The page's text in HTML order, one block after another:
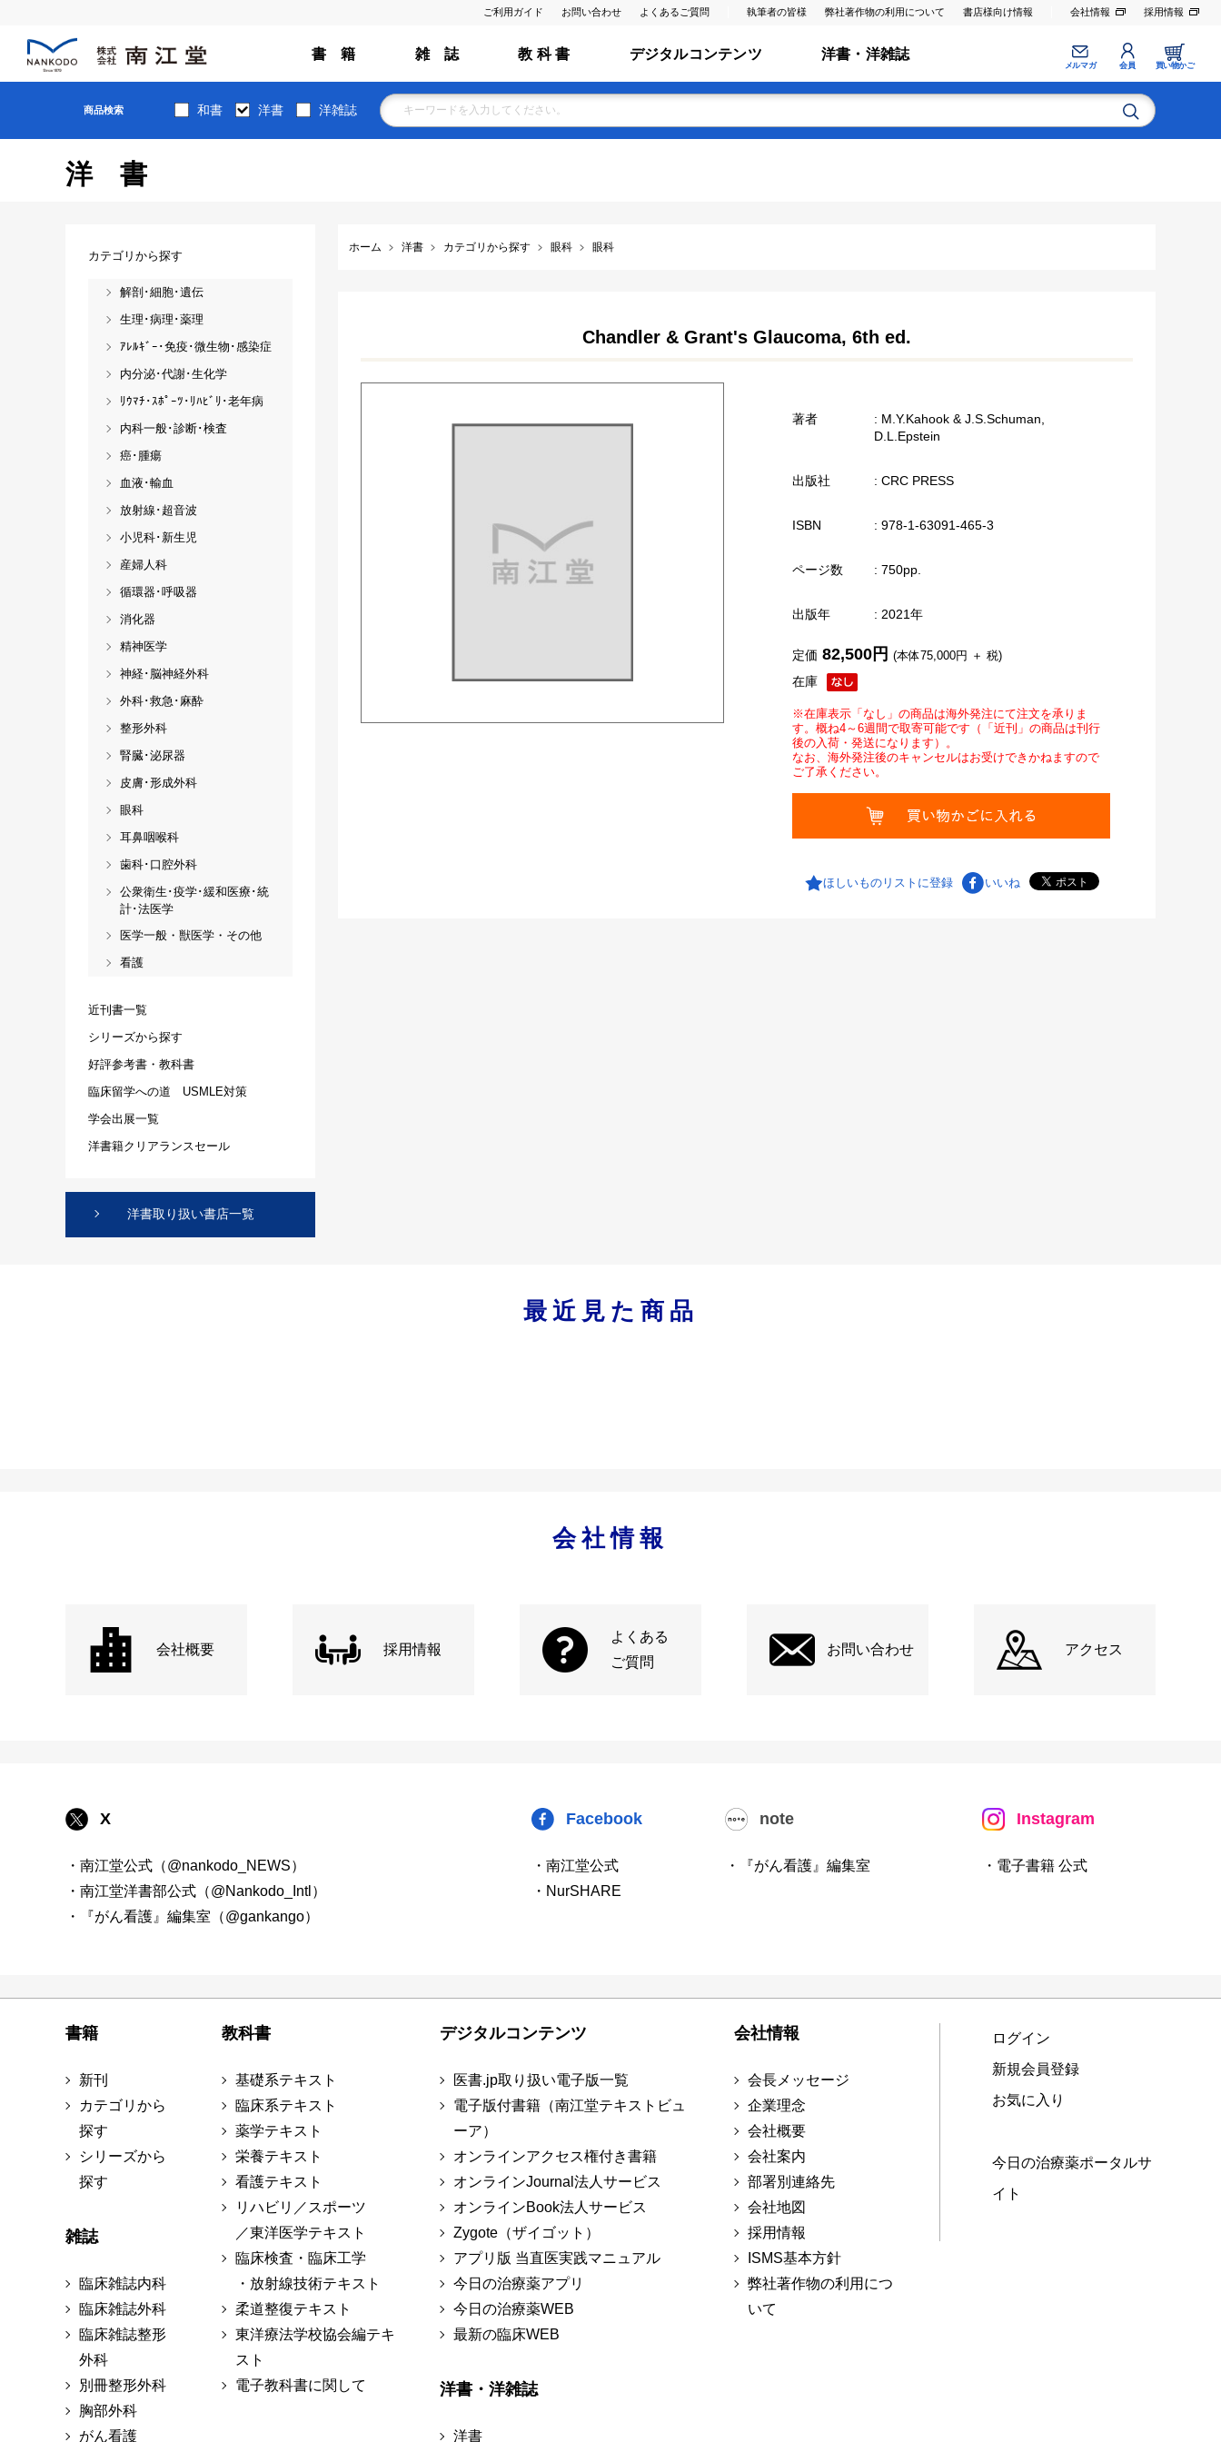
ご利用ガイド お問い合わせ よくあるご質問 執筆者の皆様 弊社著作物の利用について 書店様向け情報 会社情報 採用情報
書 籍 雑 誌 教 科 書 デジタルコンテンツ 洋書・洋雑誌
メルマガ 会員 買い物かご
商品検索 和書 洋書 洋雑誌
洋書
ホーム 洋書 カテゴリから探す 眼科 眼科
Chandler & Grant's Glaucoma, 6th ed.
著者
: M.Y.Kahook & J.S.Schuman,
D.L.Epstein
出版社 : CRC PRESS
ISBN : 978-1-63091-465-3
ページ数 : 750pp.
出版年 : 2021年
在庫
定価 82,500円 (本体75,000円 ＋ 税)
※在庫表示「なし」の商品は海外発注にて注文を承りま
す。概ね4～6週間で取寄可能です（「近刊」の商品は刊行
後の入荷・発送になります）。
なお、海外発注後のキャンセルはお受けできかねますので
ご了承ください。
ほしいものリストに登録 いいね
カテゴリから探す
解剖･細胞･遺伝
生理･病理･薬理
ｱﾚﾙｷﾞｰ･免疫･微生物･感染症
内分泌･代謝･生化学
ﾘｳﾏﾁ･ｽﾎﾟｰﾂ･ﾘﾊﾋﾞﾘ･老年病
内科一般･診断･検査
癌･腫瘍
血液･輸血
放射線･超音波
小児科･新生児
産婦人科
循環器･呼吸器
消化器
精神医学
神経･脳神経外科
外科･救急･麻酔
整形外科
腎臓･泌尿器
皮膚･形成外科
眼科
耳鼻咽喉科
歯科･口腔外科
公衆衛生･疫学･緩和医療･統
計･法医学
医学一般・獣医学・その他
看護
近刊書一覧
シリーズから探す
好評参考書・教科書
臨床留学への道 USMLE対策
学会出展一覧
洋書籍クリアランスセール
洋書取り扱い書店一覧
最近見た商品
会社情報
会社概要 採用情報
よくある
ご質問
お問い合わせ アクセス
X
・南江堂公式（@nankodo_NEWS）
・南江堂洋書部公式（@Nankodo_Intl）
・『がん看護』編集室（@gankango）
Facebook
・南江堂公式
・NurSHARE
note
・『がん看護』編集室
Instagram
・電子書籍 公式
書籍
新刊
カテゴリから
探す
シリーズから
探す
雑誌
臨床雑誌内科
臨床雑誌外科
臨床雑誌整形
外科
別冊整形外科
胸部外科
がん看護
教科書
基礎系テキスト
臨床系テキスト
薬学テキスト
栄養テキスト
看護テキスト
リハビリ／スポーツ
／東洋医学テキスト
臨床検査・臨床工学
・放射線技術テキスト
柔道整復テキスト
東洋療法学校協会編テキ
スト
電子教科書に関して
デジタルコンテンツ
医書.jp取り扱い電子版一覧
電子版付書籍（南江堂テキストビュ
ーア）
オンラインアクセス権付き書籍
オンラインJournal法人サービス
オンラインBook法人サービス
Zygote（ザイゴット）
アプリ版 当直医実践マニュアル
今日の治療薬アプリ
今日の治療薬WEB
最新の臨床WEB
洋書・洋雑誌
洋書
会社情報
会長メッセージ
企業理念
会社概要
会社案内
部署別連絡先
会社地図
採用情報
ISMS基本方針
弊社著作物の利用につ
いて
ログイン
新規会員登録
お気に入り
今日の治療薬ポータルサ
イト